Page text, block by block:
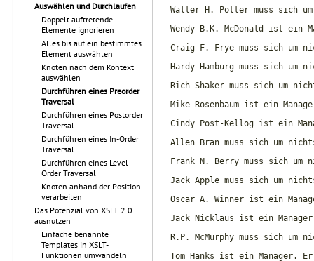
Auswählen und Durchlaufen
Doppelt auftretende
Elemente ignorieren
Alles bis auf ein bestimmtes
Element auswählen
Knoten nach dem Kontext
auswählen
Durchführen eines Preorder
Traversal
Durchführen eines Postorder
Traversal
Durchführen eines In-Order
Traversal
Durchführen eines Level-
Order Traversal
Knoten anhand der Position
verarbeiten
Das Potenzial von XSLT 2.0
ausnutzen
Einfache benannte
Templates in XSLT-
Funktionen umwandeln
Walter H. Potter muss sich
Wendy B.K. McDonald ist ein
Craig F. Frye muss sich um
Hardy Hamburg muss sich um
Rich Shaker muss sich um
Mike Rosenbaum ist ein
Cindy Post-Kellog ist ein
Allen Bran muss sich um
Frank N. Berry muss sich um
Jack Apple muss sich um
Oscar A. Winner ist ein
Jack Nicklaus ist ein
R.P. McMurphy muss sich um
Tom Hanks ist ein Manager.